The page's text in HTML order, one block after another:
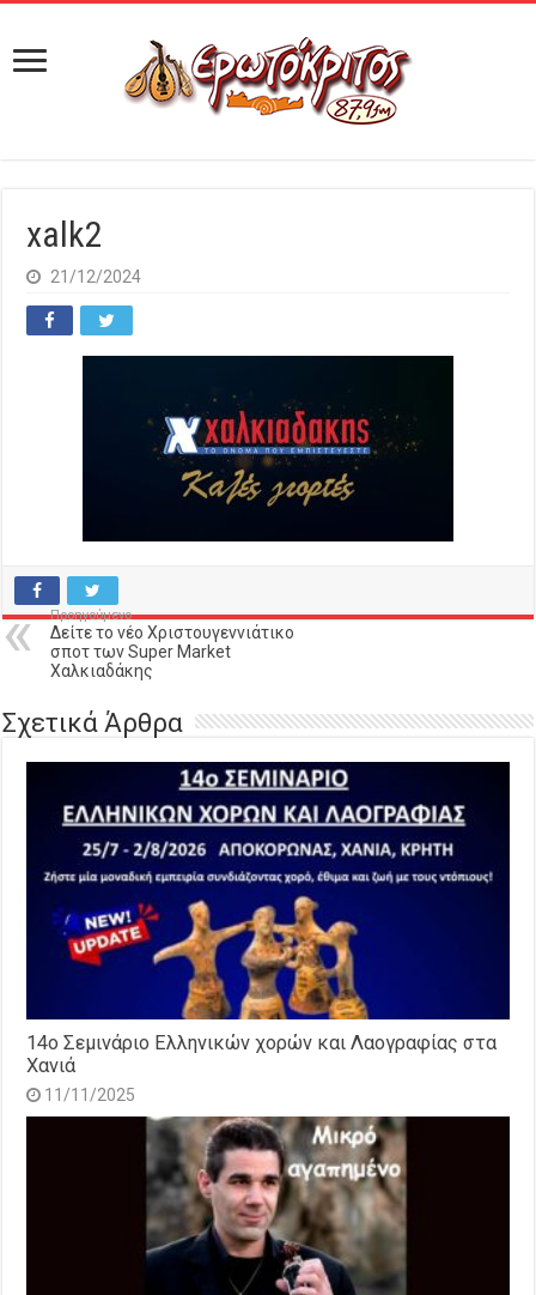
xalk2
21/12/2024
Προηγούμενο
Δείτε το νέο Χριστουγεννιάτικο
σποτ των Super Market
Χαλκιαδάκης
Σχετικά Άρθρα
14o Σεμινάριο Ελληνικών χορών και Λαογραφίας στα
Χανιά
11/11/2025